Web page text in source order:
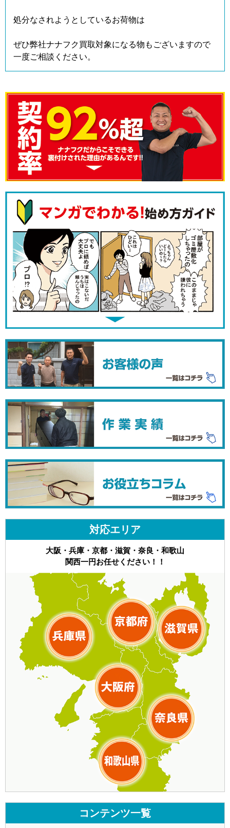
処分なされようとしているお荷物は
ぜひ弊社ナナフク買取対象になる物もございますので
一度ご相談ください。
対応エリア
大阪・兵庫・京都・滋賀・奈良・和歌山
関西一円お任せください！！
コンテンツ一覧